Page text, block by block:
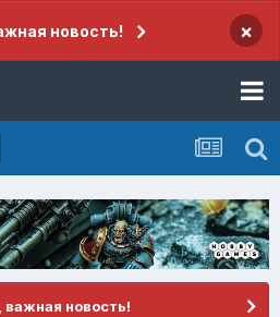
новость! ×
важная новость!